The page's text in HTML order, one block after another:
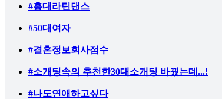
#홍대라틴댄스
#50대여자
#결혼정보회사점수
#소개팅속의 추천한30대소개팅 바꿨는데...!
#나도연애하고싶다